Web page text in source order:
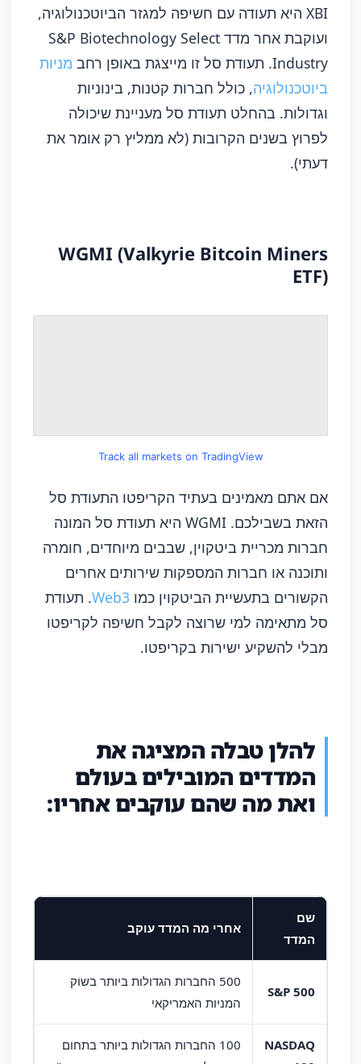
XBI היא תעודה עם חשיפה למגזר הביוטכנולוגיה,
ועוקבת אחר מדד S&P Biotechnology Select
Industry. תעודת סל זו מייצגת באופן רחב
מניות
ביוטכנולוגיה, כולל חברות קטנות, בינוניות
וגדולות. בהחלט תעודת סל מעניינת שיכולה
לפרוץ בשנים הקרובות (לא ממליץ רק אומר את
דעתי).
WGMI (Valkyrie Bitcoin Miners
ETF)
Track all markets on TradingView
אם אתם מאמינים בעתיד הקריפטו התעודת סל
הזאת בשבילכם. WGMI היא תעודת סל המונה
חברות מכריית ביטקוין, שבבים מיוחדים, חומרה
ותוכנה או חברות המספקות שירותים אחרים
הקשורים בתעשיית הביטקוין כמו Web3. תעודת
סל מתאימה למי שרוצה לקבל חשיפה לקריפטו
מבלי להשקיע ישירות בקריפטו.
להלן טבלה המציגה את
המדדים המובילים בעולם
ואת מה שהם עוקבים אחריו:
שם
המדד
אחרי מה המדד עוקב
S&P 500
500 החברות הגדולות ביותר בשוק
המניות האמריקאי
NASDAQ
100 החברות הגדולות ביותר בתחום